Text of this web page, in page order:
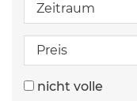
Zeitraum
Preis
nicht volle